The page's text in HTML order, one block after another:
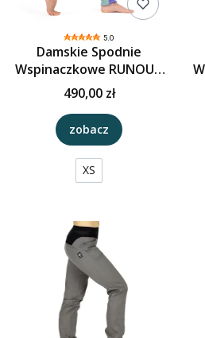
5.0
Damskie Spodnie
Wspinaczkowe RUNOUT
WMN
Szaroniebieski/Granat/Fi
olet
490,00 zł
zobacz
XS